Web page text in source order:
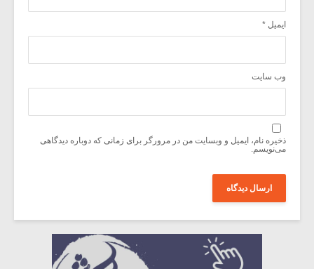
ایمیل *
وب‌ سایت
ذخیره نام، ایمیل و وبسایت من در مرورگر برای زمانی که دوباره دیدگاهی
می‌نویسم.